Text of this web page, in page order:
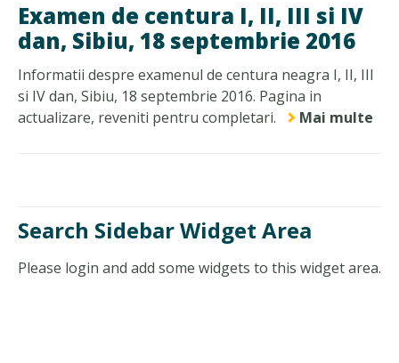
Examen de centura I, II, III si IV
dan, Sibiu, 18 septembrie 2016
Informatii despre examenul de centura neagra I, II, III
si IV dan, Sibiu, 18 septembrie 2016. Pagina in
actualizare, reveniti pentru completari.
Mai multe
Search Sidebar Widget Area
Please login and add some widgets to this widget area.